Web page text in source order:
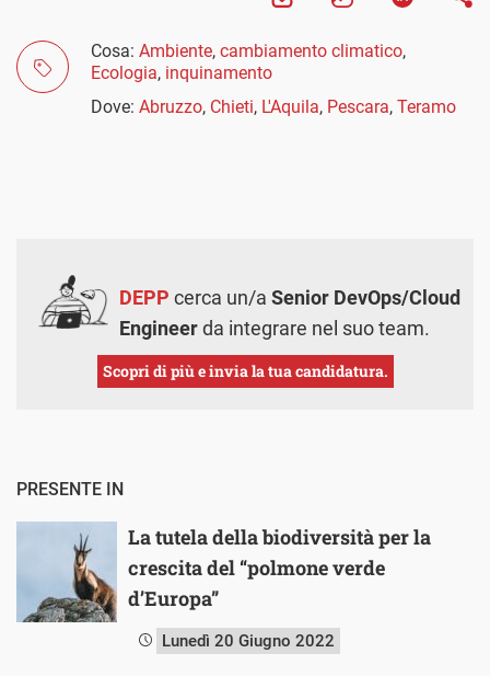
Cosa: Ambiente, cambiamento climatico,
Ecologia, inquinamento
Dove: Abruzzo, Chieti, L'Aquila, Pescara, Teramo
DEPP cerca un/a Senior DevOps/Cloud
Engineerda integrare nel suo team.
Scopri di più e invia la tua candidatura.
PRESENTE IN
La tutela della biodiversità per la
crescita del “polmone verde
d’Europa”
Lunedì 20 Giugno 2022